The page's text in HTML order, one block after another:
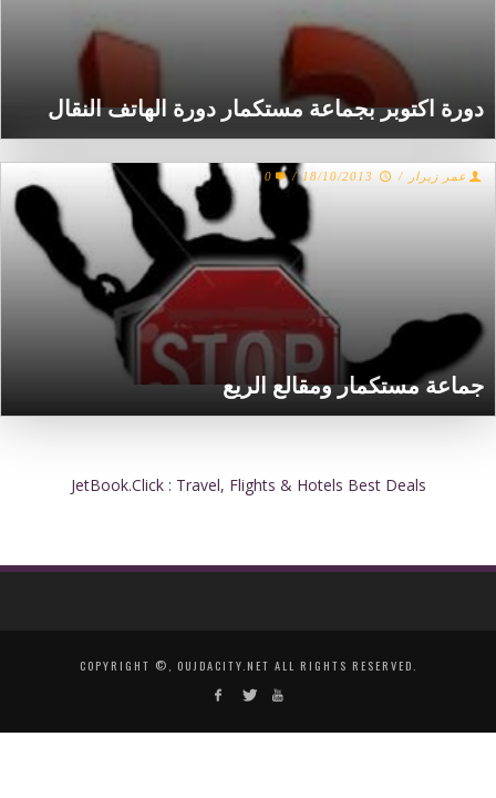
دورة اكتوبر بجماعة مستكمار دورة الهاتف النقال
جماعة مستكمار ومقالع الريع
عمر زيرار /
18/10/2013
/
0
JetBook.Click : Travel, Flights & Hotels Best Deals
COPYRIGHT ©, OUJDACITY.NET ALL RIGHTS RESERVED.